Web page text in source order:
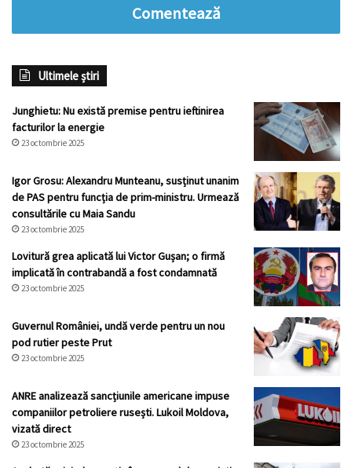
Comentează
Ultimele știri
Junghietu: Nu există premise pentru ieftinirea
facturilor la energie
23 octombrie 2025
Igor Grosu: Alexandru Munteanu, susținut unanim
de PAS pentru funcția de prim-ministru. Urmează
consultările cu Maia Sandu
23 octombrie 2025
Lovitură grea aplicată lui Victor Gușan; o firmă
implicată în contrabandă a fost condamnată
23 octombrie 2025
Guvernul României, undă verde pentru un nou
pod rutier peste Prut
23 octombrie 2025
ANRE analizează sancțiunile americane impuse
companiilor petroliere rusești. Lukoil Moldova,
vizată direct
23 octombrie 2025